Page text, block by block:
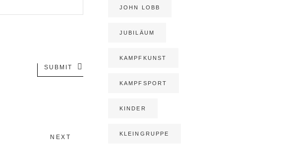
SUBMIT
NEXT
JOHN LOBB
JUBILÄUM
KAMPFKUNST
KAMPFSPORT
KINDER
KLEINGRUPPE